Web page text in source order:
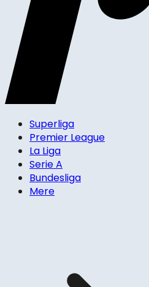
Superliga
Premier League
La Liga
Serie A
Bundesliga
Mere